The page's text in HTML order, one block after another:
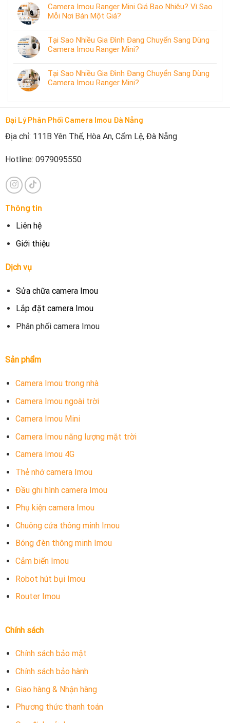
Camera Imou Ranger Mini Giá Bao Nhiêu? Vì Sao
Mỗi Nơi Bán Một Giá?
Tại Sao Nhiều Gia Đình Đang Chuyển Sang Dùng
Camera Imou Ranger Mini?
Tại Sao Nhiều Gia Đình Đang Chuyển Sang Dùng
Camera Imou Ranger Mini?
Đại Lý Phân Phối Camera Imou Đà Nẵng
Địa chỉ: 111B Yên Thế, Hòa An, Cẩm Lệ, Đà Nẵng
Hotline: 0979095550
Thông tin
Liên hệ
Giới thiệu
Dịch vụ
Sửa chữa camera Imou
Lắp đặt camera Imou
Phân phối camera Imou
Sản phẩm
Camera Imou trong nhà
Camera Imou ngoài trời
Camera Imou Mini
Camera Imou năng lượng mặt trời
Camera Imou 4G
Thẻ nhớ camera Imou
Đầu ghi hình camera Imou
Phụ kiện camera Imou
Chuông cửa thông minh Imou
Bóng đèn thông minh Imou
Cảm biến Imou
Robot hút bụi Imou
Router Imou
Chính sách
Chính sách bảo mật
Chính sách bảo hành
Giao hàng & Nhận hàng
Phương thức thanh toán